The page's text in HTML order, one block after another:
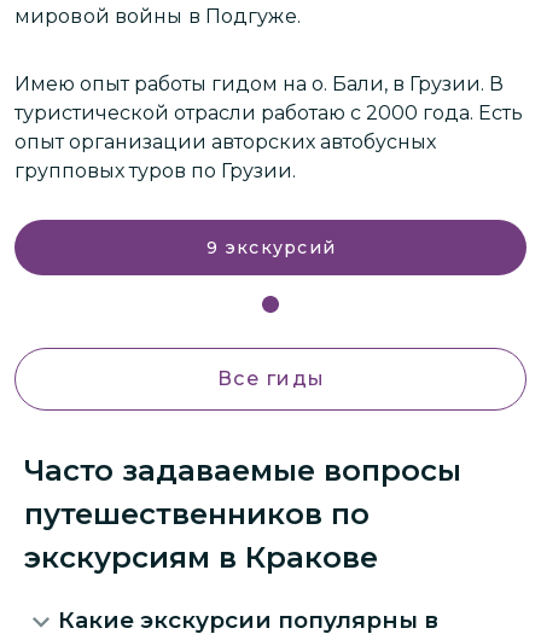
мировой войны в Подгуже.
Имею опыт работы гидом на о. Бали, в Грузии. В
туристической отрасли работаю с 2000 года. Есть
опыт организации авторских автобусных
групповых туров по Грузии.
9 экскурсий
Все гиды
Часто задаваемые вопросы
путешественников по
экскурсиям в Кракове
Какие экскурсии популярны в